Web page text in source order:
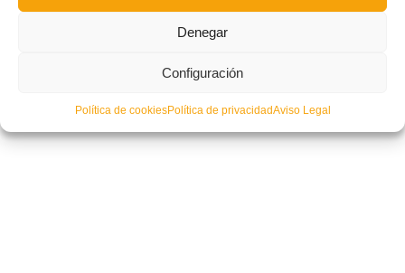
Denegar
Configuración
Política de cookiesPolítica de privacidadAviso Legal